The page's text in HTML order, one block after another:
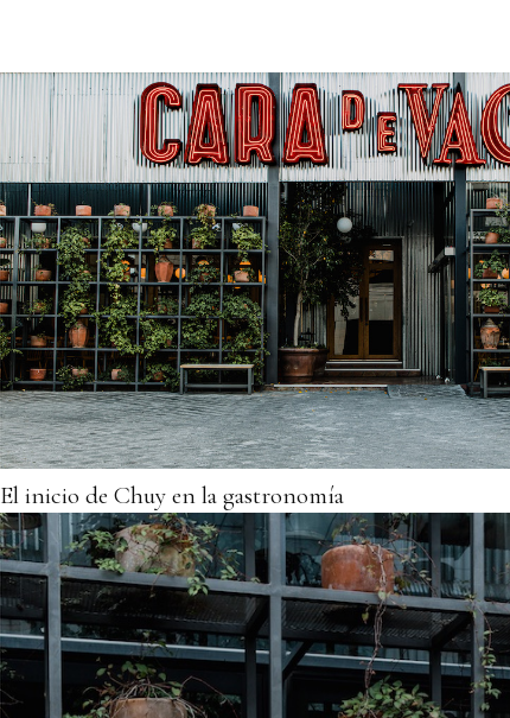
El inicio de Chuy en la gastronomía